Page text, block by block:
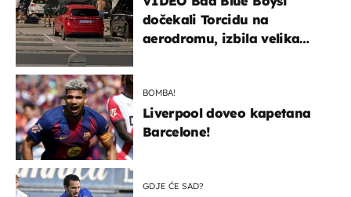
dočekali Torcidu na
aerodromu, izbila velika
BOMBA!
Liverpool doveo kapetana
Barcelone!
GDJE ĆE SAD?